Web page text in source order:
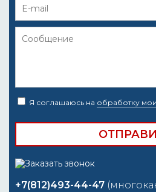
Я соглашаюсь на обработку
+7(812)493-44-47